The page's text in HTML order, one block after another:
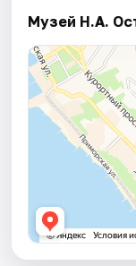
Музей Н.А.